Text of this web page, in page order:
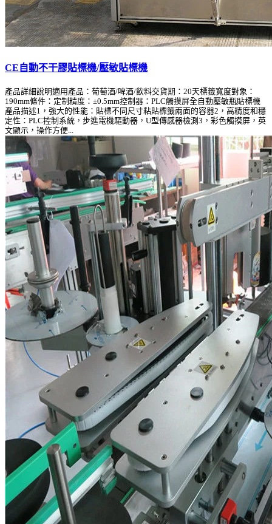
CE自動不干膠貼標機/壓敏貼標機
產品詳細說明適用產品：葡萄酒/啤酒/飲料交貨期：20天標籤寬度對象：
190mm條件：定制精度：±0.5mm控制器：PLC觸摸屏全自動壓敏瓶貼標機
產品描述1，強大的性能：貼標不同尺寸粘貼標籤兩面的容器2，高精度和穩
定性：PLC控制系統，步進電機驅動器，U型傳感器檢測3，彩色觸摸屏，英
文顯示，操作方便...